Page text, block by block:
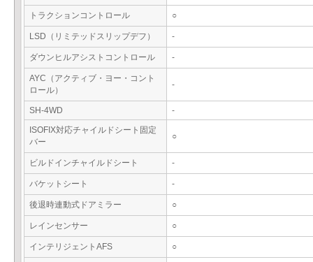
トラクションコントロール ○
LSD（リミテッドスリップデフ） -
ダウンヒルアシストコントロール -
AYC（アクティブ・ヨー・コント
ロール）
-
SH-4WD
-
ISOFIX対応チャイルドシート固定
バー
○
ビルドインチャイルドシート -
バケットシート -
後退時連動式ドアミラー ○
レインセンサー ○
インテリジェントAFS ○